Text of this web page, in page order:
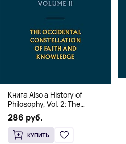
Книга Also a History of
Philosophy, Vol. 2: The
Occidental Constellation of
Faith and Knowledge
(Твердый переплет)
286 руб.
КУПИТЬ